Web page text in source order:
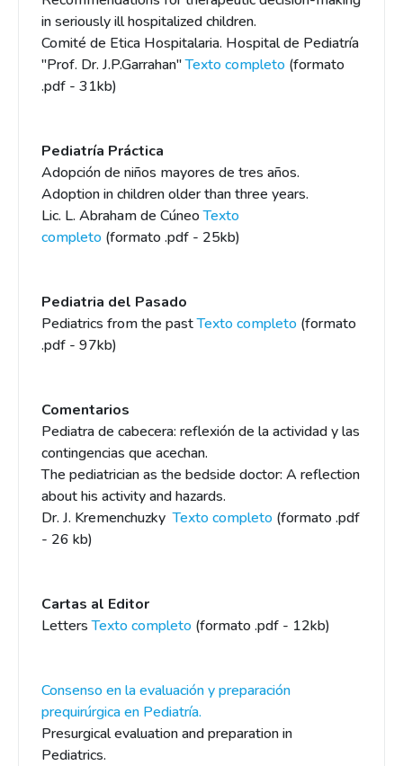
in seriously ill hospitalized children.
Comité de Etica Hospitalaria. Hospital de Pediatría
"Prof. Dr. J.P.Garrahan"Texto completo (formato
.pdf - 31kb)
Pediatría Práctica
Adopción de niños mayores de tres años.
Adoption in children older than three years.
Lic. L. Abraham de CúneoTexto
completo (formato .pdf - 25kb)
Pediatria del Pasado
Pediatrics from the pastTexto completo (formato
.pdf - 97kb)
Comentarios
Pediatra de cabecera: reflexión de la actividad y las
contingencias que acechan.
The pediatrician as the bedside doctor: A reflection
about his activity and hazards.
Dr. J. KremenchuzkyTexto completo (formato .pdf
- 26 kb)
Cartas al Editor
LettersTexto completo (formato .pdf - 12kb)
Consenso en la evaluación y preparación
prequirúrgica en Pediatría.
Presurgical evaluation and preparation in
Pediatrics.